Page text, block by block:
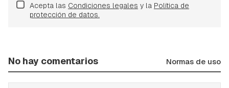
Acepta las Condiciones legales y la Política de
protección de datos.
No hay comentarios Normas de uso